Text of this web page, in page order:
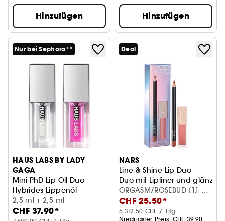
Hinzufügen Hinzufügen
Nur bei Sephora**
HAUS LABS BY LADY
GAGA
Mini PhD Lip Oil Duo
Hybrides Lippenöl
2,5 ml + 2,5 ml
CHF 37.90*
Deal
NARS
Line & Shine Lip Duo
Duo mit Lipliner und
ORGASM/ROSEBUD (1,1 g;
3,7 ml)
CHF 25.50*
5.312,50 CHF / 1Kg
Niedrigster Preis :CHF 39.90